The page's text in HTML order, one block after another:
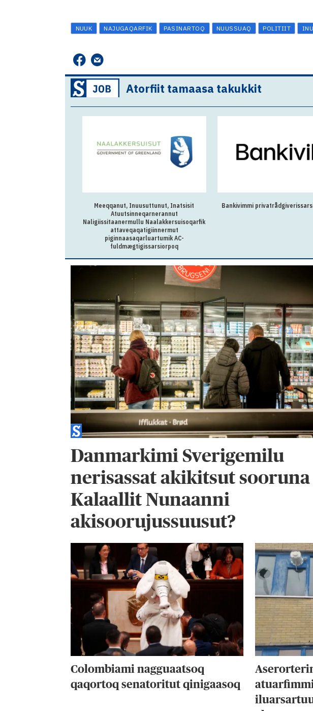
NUUK NAJUGAQARFIK PASINARTOQ NUUSSUAQ POLITIIT
Atorfiit tamaasa takukkit
Meeqqanut, Inuusuttunut, Inatsisit
Atuutsinneqarnerannut
Naligiissitaanermullu Naalakkersuisoqarfik
attaveqaqatigiinnermut
piginnaasaqarluartumik AC-
fuldmægtigissarsiorpoq
Bankivimmi
Danmarkimi Sverigemilu
nerisassat akikitsut sooruna
Kalaallit Nunaanni
akisoorujussuusut?
Colombiami nagguaatsoq
qaqortoq senatoritut qinigaasoq